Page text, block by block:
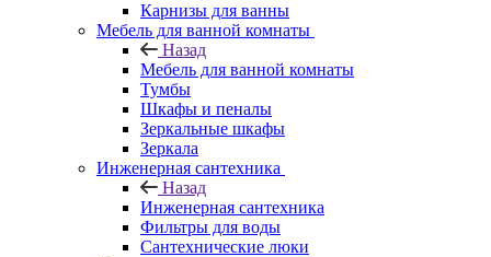
Карнизы для ванны
Мебель для ванной комнаты
Назад
Мебель для ванной комнаты
Тумбы
Шкафы и пеналы
Зеркальные шкафы
Зеркала
Инженерная сантехника
Назад
Инженерная сантехника
Фильтры для воды
Сантехнические люки